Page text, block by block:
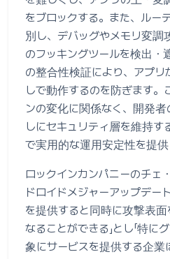
をブロックする。また、ルー
別し、デバッグやメモリ変調
のフッキングツールを検出・
の整合性検証により、アプ
しで動作するのを防ぎます。
ンの変化に関係なく、開発
しにセキュリティ層を維持す
で実用的な運用安定性を提供
ロックインカンパニーのチェ
ドロイドメジャーアップデー
を提供すると同時に攻撃表
なることができる」とし「特
象にサービスを提供する企業